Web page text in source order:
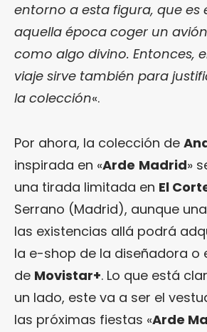
entorno a esta figura, que es
aquella época coger un
como algo divino. Entonces,
viaje sirve también para
la colección«.
Por ahora, la colección de
inspirada en «Arde Madrid»
una tirada limitada en El
Serrano (Madrid), aunque
las existencias allá podrá
la e-shop de la diseñadora o
de Movistar+. Lo que está
un lado, este va a ser el
las próximas fiestas «Arde